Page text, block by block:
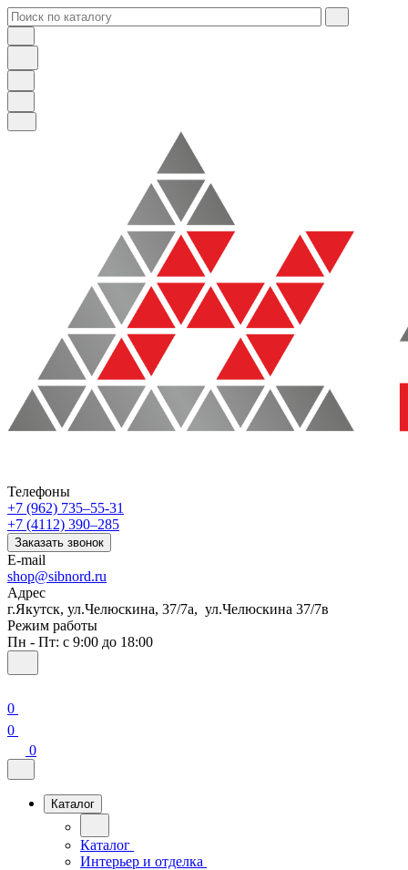
Телефоны
+7 (962) 735‒55-31
+7 (4112) 390‒285
Заказать звонок
E-mail
shop@sibnord.ru
Адрес
​г.Якутск, ул.Челюскина, 37/7а, ул.Челюскина 37/7в
Режим работы
Пн - Пт: с 9:00 до 18:00
0
0
0
Каталог
Каталог
Интерьер и отделка